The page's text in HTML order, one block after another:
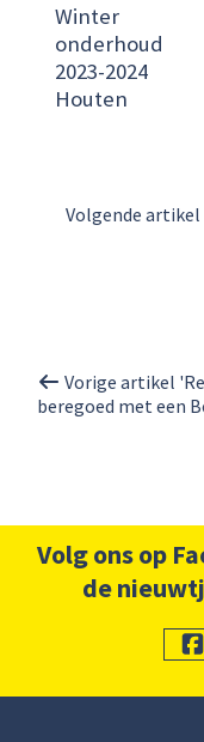
Winter
onderhoud
2023-2024
Houten
Volgende
Vorige artikel
beregoed met een
Volg ons op
de